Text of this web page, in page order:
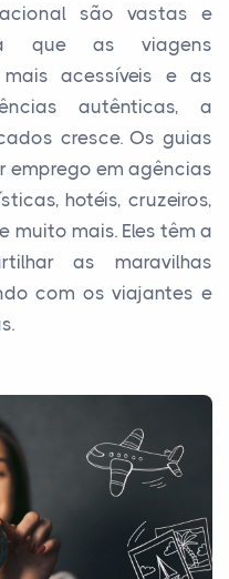
são vastas e
que as viagens
acessíveis e as
autênticas, a
cresce. Os guias
emprego em agências
hotéis, cruzeiros,
muito mais. Eles têm a
as maravilhas
com os viajantes e